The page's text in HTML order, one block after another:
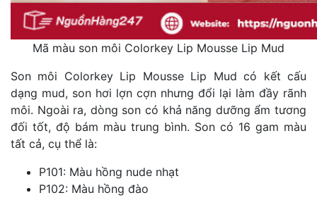
Mã màu son môi Colorkey Lip Mousse Lip Mud
Son môi Colorkey Lip Mousse Lip Mud có kết cấu
dạng mud, son hơi lợn cợn nhưng đổi lại làm đầy rãnh
môi. Ngoài ra, dòng son có khả năng dưỡng ẩm tương
đối tốt, độ bám màu trung bình. Son có 16 gam màu
tất cả, cụ thể là:
P101: Màu hồng nude nhạt
P102: Màu hồng đào